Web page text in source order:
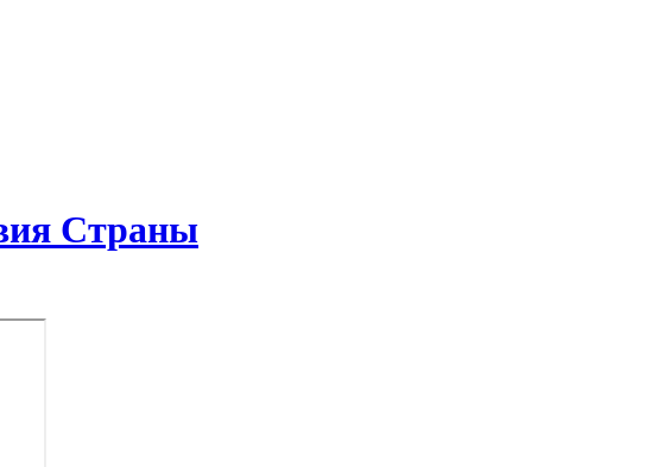
Страны